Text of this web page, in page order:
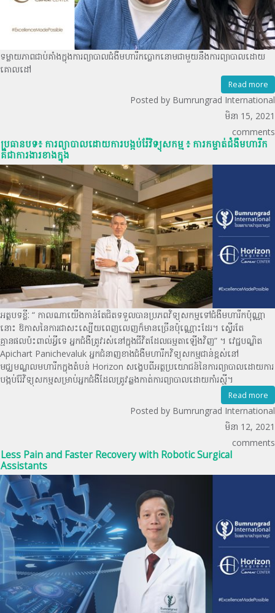
ទម្លាយភាពជាប់គាំងក្នុងការព្យាបាលជំងឺមហារីកប្លោកនោមជាមួយនឹងការព្យាបាលដោយ
គោលដៅ
Read more
Posted by Bumrungrad International
មិនា 15, 2021
comments
ប្រធានបទ៖ ការព្យាបាលដោយការបង្កប់រ៉ែវិទ្យុសកម្ម ៖ ការកម្ចាត់ជំងឺមហារីក
គឺជាការងារខាងក្នុង
អត្ថបទខ្លីៈ “ កាលណាយើងកាន់តែជិតទទួលបានប្រភពវិទ្យុសកម្មទៅជំងឺមហារីកប៉ុណ្ណា
នោះ ឱកាសនៃការជាសះស្បើយពេញលេញក៏មានច្រើនប៉ុណ្ណោះដែរ។ ស្ទើរតែ
គ្មានផលប៉ះពាល់អ្វីទេ អ្នកជំងឺត្រូវរស់នៅក្នុងជីវិតដែលធម្មតាឡើងវិញ” ។ វេជ្ជបណ្ឌិត
Apichart Panichevaluk អ្នកជំនាញខាងជំងឺមហារីកវិទ្យុសកម្មជាន់ខ្ពស់នៅ
មជ្ឈមណ្ឌលមហារីកក្នុងតំបន់ Horizon សង្ខេបពីអត្ថប្រយោជន៍នៃការព្យាបាលដោយការ
បង្កប់រ៉ែវិទ្យុសកម្មសម្រាប់អ្នកជំងឺដែលត្រូវឆ្លងកាត់ការព្យាបាលដោយកាំរស្មី។
Read more
Posted by Bumrungrad International
មិនា 12, 2021
comments
Less Pain and Faster Recovery with Robotic Surgical
Assistants